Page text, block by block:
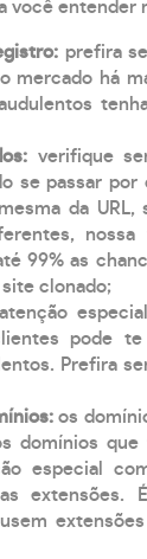
você entender
prefira
mercado há
verifique
se passar por
da URL,
99% as
clonado;
atenção
pode
Prefira
os
domínios
especial
extensões.